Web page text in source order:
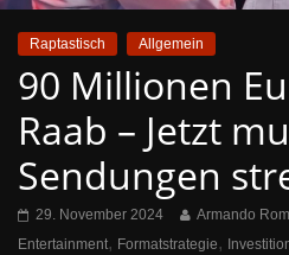
Raptastisch Allgemein
90 Millionen
Raab – Jetzt
Sendungen
29. November 2024 Armando
Entertainment, Formatstrategie,